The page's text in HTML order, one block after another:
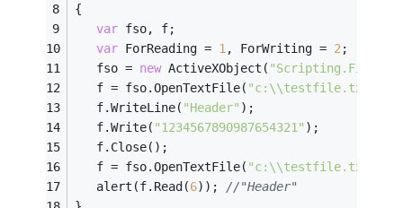
{
var fso, f;
var ForReading = 1, ForWriting = 2;
   fso =
new ActiveXObject(
   f = fso.OpenTextFile(
"c:\\testfile.txt"
   f.WriteLine(
"Header" );
   f.Write(
"1234567890987654321" );
   f.Close();
   f = fso.OpenTextFile(
"c:\\testfile.txt"
   alert(f.Read(
6)); //"Header"